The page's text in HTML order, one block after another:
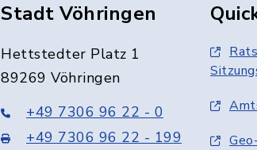
Stadt Vöhringen
Hettstedter Platz 1
89269 Vöhringen
+49 7306 96 22 - 0
+49 7306 96 22 - 199